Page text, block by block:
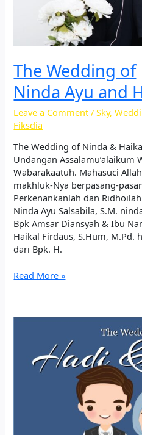
The Wedding of
Ninda Ayu and
Leave a Comment /Sky,
Fiksdia
The Wedding of Ninda &
Undangan Assalamu’alaikum
Wabarakaatuh. Mahasuci
makhluk-Nya berpasang-
Perkenankanlah dan
Ninda Ayu Salsabila, S.M.
Bpk Amsar Diansyah & Ibu
Haikal Firdaus, S.Hum, M.Pd.
dari Bpk. H.
Read More »
Hadi